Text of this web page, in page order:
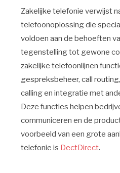
Zakelijke telefonie verwijst
telefoonoplossing die
voldoen aan de behoeften
tegenstelling tot gewone
zakelijke telefoonlijnen
gespreksbeheer, call
calling en integratie met
Deze functies helpen
communiceren en de
voorbeeld van een grote
telefonie is DectDirect.